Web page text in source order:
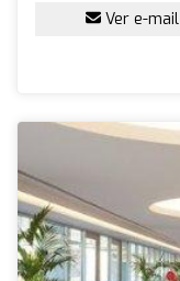
Ver e-mail